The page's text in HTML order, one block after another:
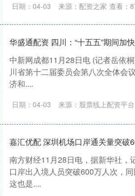
日期：04-03 来源：配资之家 查看：
华盛通配资 四川：“十五五”期间加
中新网成都11月28日电 (记者岳依
川省第十二届委员会第八次全体会
济和....
日期：04-03 来源：股票线上配资平台
嘉汇优配 深圳机场口岸通关量突破
南方财经11月28日电，据新华社，
口岸出入境人员突破600万人次，
这也是....